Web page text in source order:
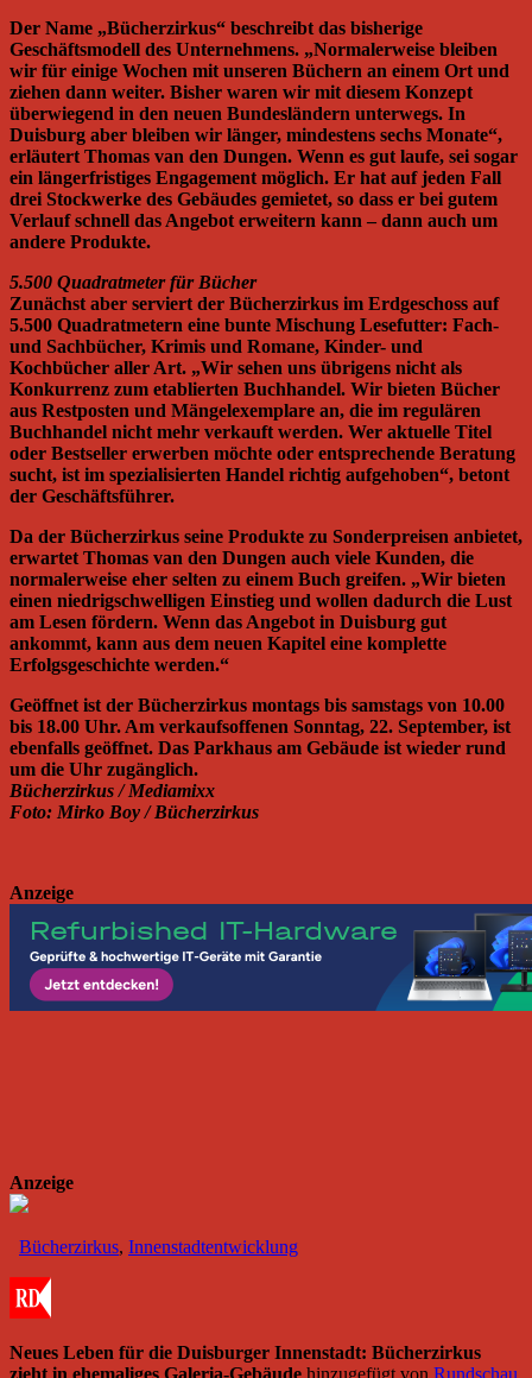
Der Name „Bücherzirkus“ beschreibt das bisherige
Geschäftsmodell des Unternehmens. „Normalerweise bleiben
wir für einige Wochen mit unseren Büchern an einem Ort und
ziehen dann weiter. Bisher waren wir mit diesem Konzept
überwiegend in den neuen Bundesländern unterwegs. In
Duisburg aber bleiben wir länger, mindestens sechs Monate“,
erläutert Thomas van den Dungen. Wenn es gut laufe, sei sogar
ein längerfristiges Engagement möglich. Er hat auf jeden Fall
drei Stockwerke des Gebäudes gemietet, so dass er bei gutem
Verlauf schnell das Angebot erweitern kann – dann auch um
andere Produkte.
5.500 Quadratmeter für Bücher
Zunächst aber serviert der Bücherzirkus im Erdgeschoss auf
5.500 Quadratmetern eine bunte Mischung Lesefutter: Fach-
und Sachbücher, Krimis und Romane, Kinder- und
Kochbücher aller Art. „Wir sehen uns übrigens nicht als
Konkurrenz zum etablierten Buchhandel. Wir bieten Bücher
aus Restposten und Mängelexemplare an, die im regulären
Buchhandel nicht mehr verkauft werden. Wer aktuelle Titel
oder Bestseller erwerben möchte oder entsprechende Beratung
sucht, ist im spezialisierten Handel richtig aufgehoben“, betont
der Geschäftsführer.
Da der Bücherzirkus seine Produkte zu Sonderpreisen anbietet,
erwartet Thomas van den Dungen auch viele Kunden, die
normalerweise eher selten zu einem Buch greifen. „Wir bieten
einen niedrigschwelligen Einstieg und wollen dadurch die Lust
am Lesen fördern. Wenn das Angebot in Duisburg gut
ankommt, kann aus dem neuen Kapitel eine komplette
Erfolgsgeschichte werden.“
Geöffnet ist der Bücherzirkus montags bis samstags von 10.00
bis 18.00 Uhr. Am verkaufsoffenen Sonntag, 22. September, ist
ebenfalls geöffnet. Das Parkhaus am Gebäude ist wieder rund
um die Uhr zugänglich.
Bücherzirkus / Mediamixx
Foto: Mirko Boy / Bücherzirkus
Anzeige
Anzeige
Bücherzirkus, Innenstadtentwicklung
Neues Leben für die Duisburger Innenstadt: Bücherzirkus